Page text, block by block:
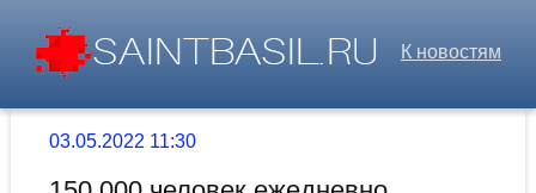
К новостям
03.05.2022 11:30